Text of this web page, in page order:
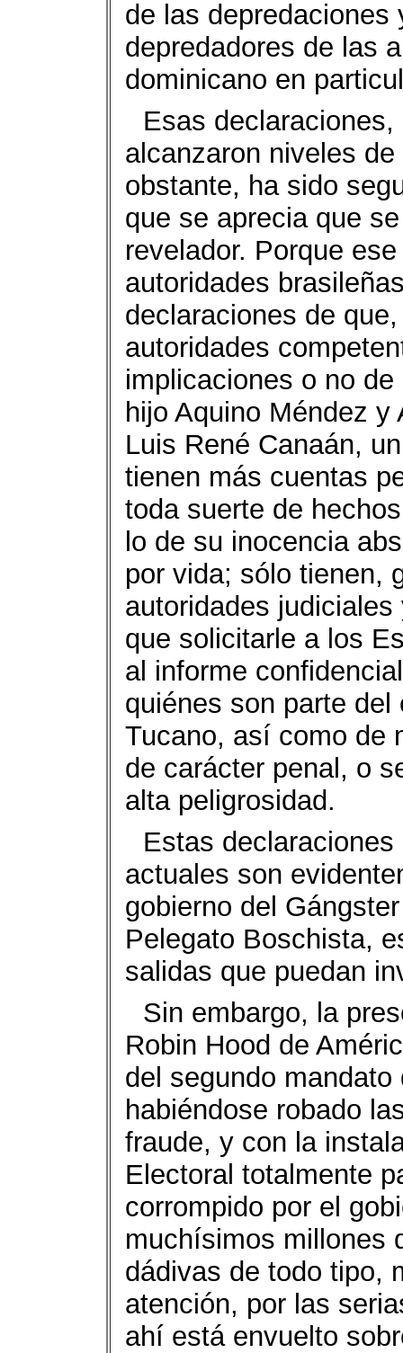
de las depredaciones
depredadores de las
dominicano en
Esas
alcanzaron niveles
obstante, ha sido
que se aprecia que
revelador. Porque
autoridades
declaraciones de
autoridades
implicaciones o no
hijo Aquino Méndez
Luis René Canaán,
tienen más cuentas
toda suerte de
lo de su inocencia
por vida; sólo tienen,
autoridades
que solicitarle a los
al informe
quiénes son parte
Tucano, así como de
de carácter penal, o
alta peligrosidad.
Estas
actuales son
gobierno del
Pelegato Boschista,
salidas que puedan
Sin embargo, la
Robin Hood de
del segundo
habiéndose robado
fraude, y con la
Electoral totalmente
corrompido por el
muchísimos millones
dádivas de todo tipo,
atención, por las
ahí está envuelto